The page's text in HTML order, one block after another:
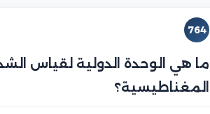
764
ما هي الوحدة الدولية لقياس
المغناطيسية؟